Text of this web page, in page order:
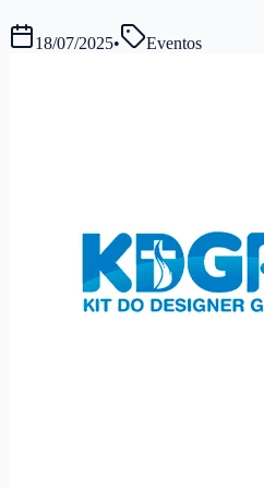
18/07/2025• Eventos